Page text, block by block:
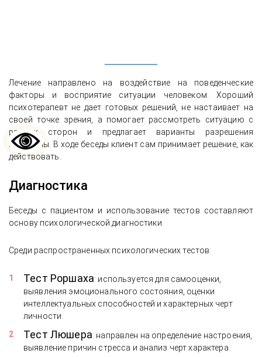
Лечение направлено на воздействие на поведенческие
факторы и восприятие ситуации человеком. Хороший
психотерапевт не дает готовых решений, не настаивает на
своей точке зрения, а помогает рассмотреть ситуацию с
разных сторон и предлагает варианты разрешения
проблемы. В ходе беседы клиент сам принимает решение, как
действовать.
Диагностика
Беседы с пациентом и использование тестов составляют
основу психологической диагностики.
Среди распространенных психологических тестов:
Тест Роршаха: используется для самооценки,
выявления эмоционального состояния, оценки
интеллектуальных способностей и характерных черт
личности.
Тест Люшера: направлен на определение настроения,
выявление причин стресса и анализ черт характера.